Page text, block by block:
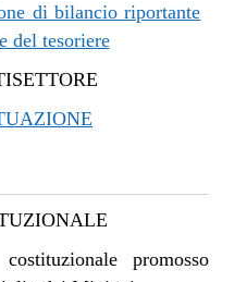
di bilancio riportante
del tesoriere
promosso